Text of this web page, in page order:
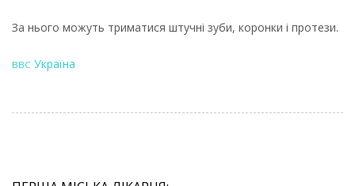
За нього можуть триматися штучні зуби, коронки і протези.
ВВС Україна